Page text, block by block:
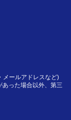
メールアドレスなど)
った場合以外、第三